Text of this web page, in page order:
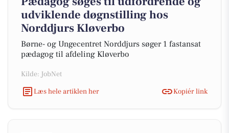
udviklende døgnstilling hos
Norddjurs Kløverbo
Børne- og Ungecentret Norddjurs søger 1 fastansat
pædagog til afdeling Kløverbo
Kilde: JobNet
Læs hele artiklen her
Kopiér link